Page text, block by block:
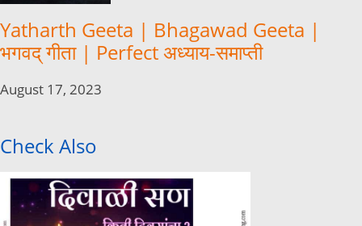
Yatharth Geeta | Bhagawad Geeta |
भगवद् गीता | Perfect अध्याय-समाप्ती
August 17, 2023
Check Also